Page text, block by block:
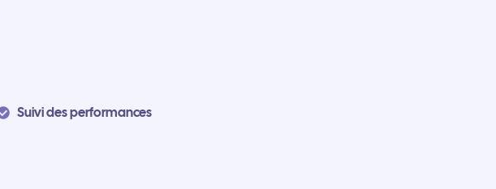
Suivi des performances